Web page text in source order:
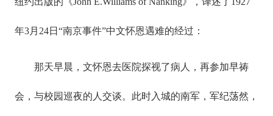
年3月24日“南京事件”中文怀恩遇难的经过：
那天早晨，文怀恩去医院探视了病人，再参加早祷
会，与校园巡夜的人交谈。此时入城的南军，军纪荡然，